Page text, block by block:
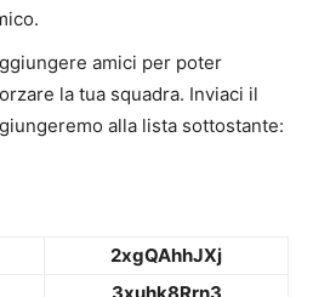
amici per poter
la tua squadra. Inviaci il
alla lista sottostante:
2xgQAhhJXj